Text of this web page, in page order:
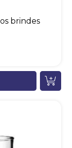
brindes